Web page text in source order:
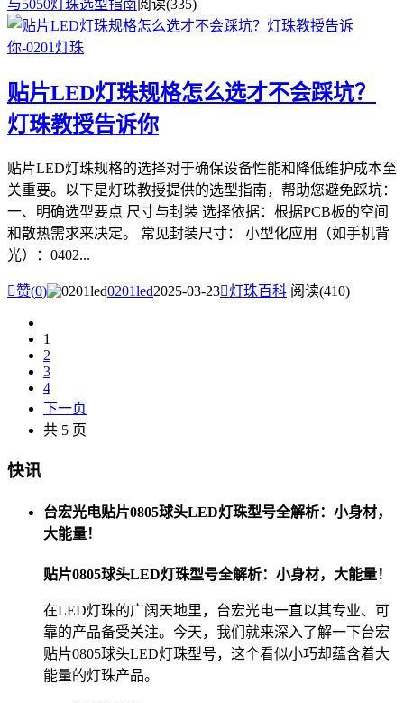
与5050灯珠选型指南 阅读(335)
贴片LED灯珠规格怎么选才不会踩坑？
灯珠教授告诉你
贴片LED灯珠规格的选择对于确保设备性能和降低维护成本至
关重要。以下是灯珠教授提供的选型指南，帮助您避免踩坑：
一、明确选型要点 尺寸与封装 选择依据：根据PCB板的空间
和散热需求来决定。 常见封装尺寸： 小型化应用（如手机背
光）：0402...
赞(0) 0201led2025-03-23灯珠百科 阅读(410)
1
2
3
4
下一页
共 5 页
快讯
台宏光电贴片0805球头LED灯珠型号全解析：小身材，
大能量！
贴片0805球头LED灯珠型号全解析：小身材，大能量！
在LED灯珠的广阔天地里，台宏光电一直以其专业、可
靠的产品备受关注。今天，我们就来深入了解一下台宏
贴片0805球头LED灯珠型号，这个看似小巧却蕴含着大
能量的灯珠产品。